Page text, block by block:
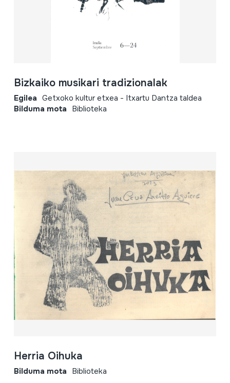
Bizkaiko musikari tradizionalak
Egilea Getxoko kultur etxea - Itxartu Dantza taldea
Bilduma mota Biblioteka
Herria Oihuka
Bilduma mota Biblioteka